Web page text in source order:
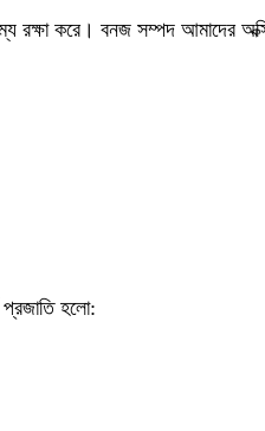
রক্ষা করে। বনজ সম্পদ আমাদের
প্রজাতি হলো: